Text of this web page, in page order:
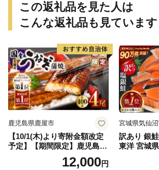
この返礼品を見た人は
こんな返礼品も見ています
鹿児島県鹿屋市
【10/1(木)より寄附金額改定
予定】【期間限定】鹿児島県
大隅産うなぎ蒲焼4尾（400
g） KN007-02312,000円
宮城県気仙
訳あり 銀
東洋 宮城
91] 鮭 魚
格外 不揃